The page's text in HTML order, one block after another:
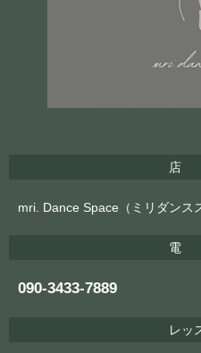
店
mri. Dance Space（ミリダンス
電
090-3433-7889
レッ